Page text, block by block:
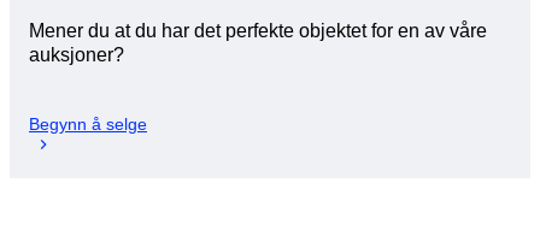
Mener du at du har det perfekte objektet for en av våre
auksjoner?
Begynn å selge